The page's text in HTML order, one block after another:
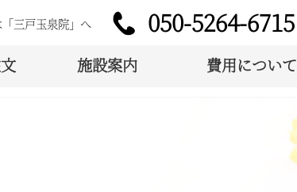
三戸玉泉院」へ 050-5264-6715
施設案内 費用について